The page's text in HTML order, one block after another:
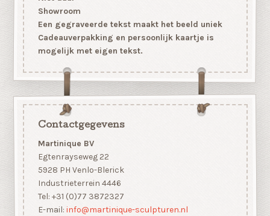
Showroom
Een gegraveerde tekst maakt het beeld uniek
Cadeauverpakking en persoonlijk kaartje is
mogelijk met eigen tekst.
Contactgegevens
Martinique BV
Egtenrayseweg 22
5928 PH Venlo-Blerick
Industrieterrein 4446
Tel: +31 (0)77 3872327
E-mail: info@martinique-sculpturen.nl